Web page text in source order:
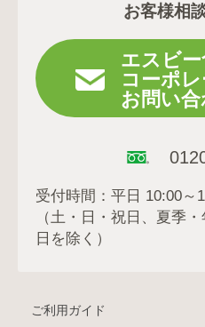
お客様相
エスビ
コーポ
お問い
受付時間：平日 10:00～
（土・日・祝日、夏季
日を除く）
ご利用ガイド